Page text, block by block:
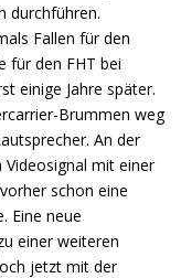
durchführen.
Fallen für den
für den FHT bei
einige Jahre später.
Brummen weg
An der
mit einer
schon eine
Eine neue
einer weiteren
jetzt mit der